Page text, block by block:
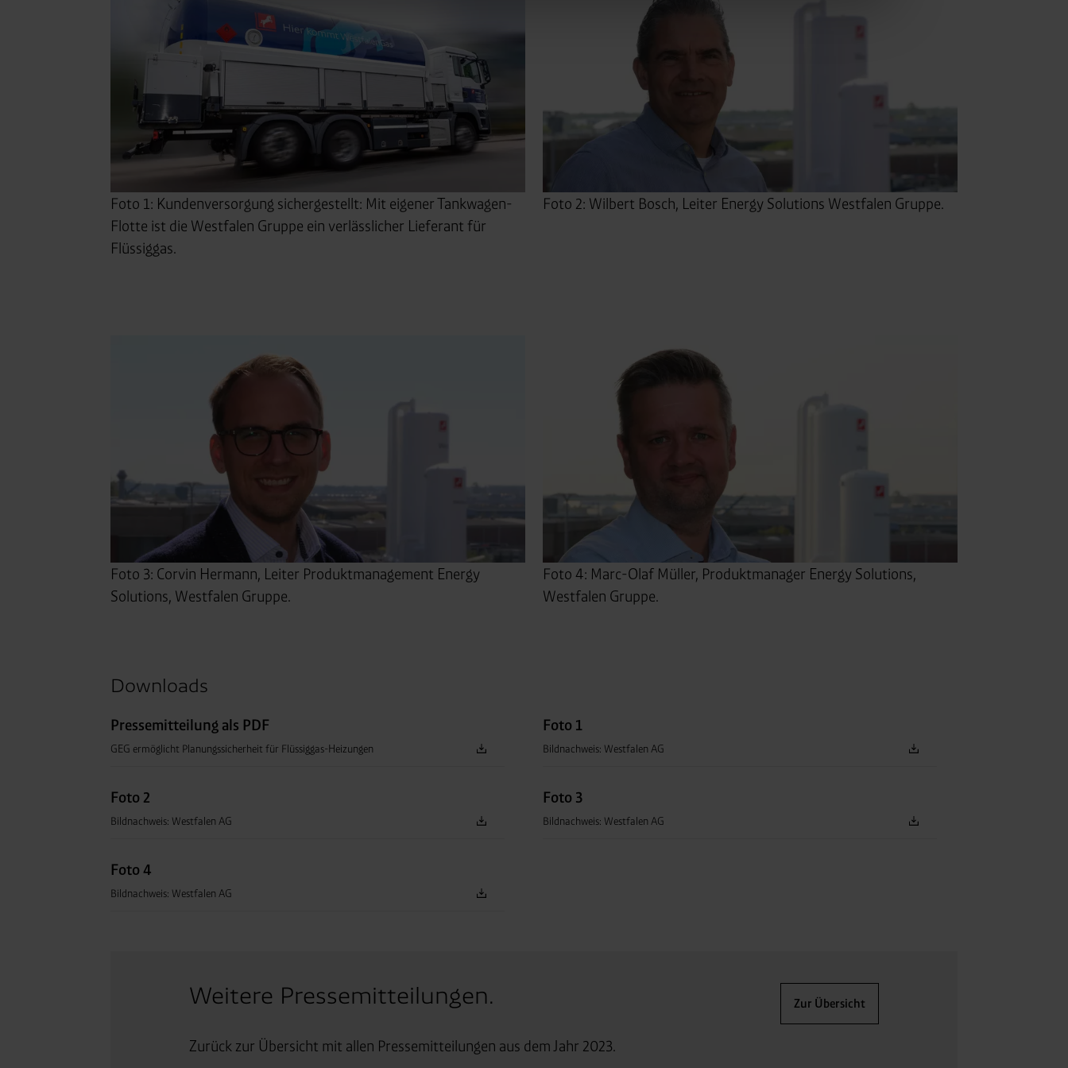
Betroffene Online-Dienste:
Rechtsgrundlage:
Art. 6 Abs. 1 lit. a DSGVO i. V. m. § 25 Abs. 1 TDDDG (für optionale Cookies),
§ 25 Abs. 1 TDDDG (für technisch notwendige Cookies).
Empfänger und Datenübermittlung:
Ihre Daten können an unsere Auftragsverarbeiter (z. B. für Webanalyse, Hosting,
Consent-Management) sowie an Partner in Drittländern übermittelt werden. Wenn eine Übermittlung in ein Land ohne
angemessenes Datenschutzniveau erfolgt, stellen wir geeignete Garantien gemäß Art. 46 DSGVO sicher (z. B. EU-
Standardvertragsklauseln).
Speicherdauer:Cookies werden je nach Zweck unterschiedlich lange gespeichert. Die maximale Speicherdauer beträgt
400 Tage, sofern nicht gesetzlich anders vorgeschrieben oder technisch erforderlich.
Foto 1: Kundenversorgung sichergestellt: Mit eigener Tankwagen-
Flotte ist die Westfalen Gruppe ein verlässlicher Lieferant für
Flüssiggas.
Foto 2: Wilbert Bosch, Leiter Energy Solutions Westfalen Gruppe.
Foto 3: Corvin Hermann, Leiter Produktmanagement Energy
Solutions, Westfalen Gruppe.
Foto 4: Marc-Olaf Müller, Produktmanager Energy Solutions,
Westfalen Gruppe.
Downloads
Pressemitteilung als PDF
GEG ermöglicht Planungssicherheit für Flüssiggas-Heizungen
Foto 1
Bildnachweis: Westfalen AG
Foto 2
Bildnachweis: Westfalen AG
Foto 3
Bildnachweis: Westfalen AG
Foto 4
Bildnachweis: Westfalen AG
Weitere Pressemitteilungen.
Zurück zur Übersicht mit allen Pressemitteilungen aus dem Jahr 2023.
Zur Übersicht